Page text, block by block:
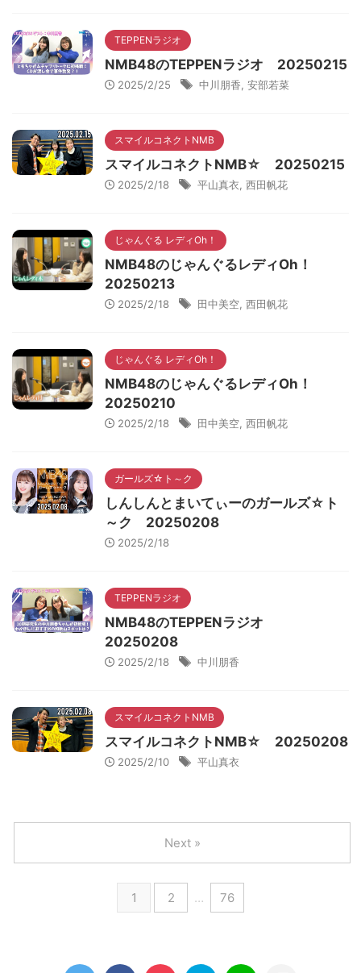
TEPPENラジオ
NMB48のTEPPENラジオ 20250215
2025/2/25 中川朋香 安部若菜
スマイルコネクトNMB
スマイルコネクトNMB☆ 20250215
2025/2/18 平山真衣 西田帆花
じゃんぐる レディOh！
NMB48のじゃんぐるレディOh！
20250213
2025/2/18 田中美空 西田帆花
じゃんぐる レディOh！
NMB48のじゃんぐるレディOh！
20250210
2025/2/18 田中美空 西田帆花
ガールズ☆ト～ク
しんしんとまいてぃーのガールズ☆ト
～ク 20250208
2025/2/18
TEPPENラジオ
NMB48のTEPPENラジオ
20250208
2025/2/18 中川朋香
スマイルコネクトNMB
スマイルコネクトNMB☆ 20250208
2025/2/10 平山真衣
1 2 … 76
Next »